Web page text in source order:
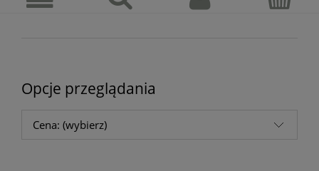
Opcje przeglądania
Cena: (wybierz)